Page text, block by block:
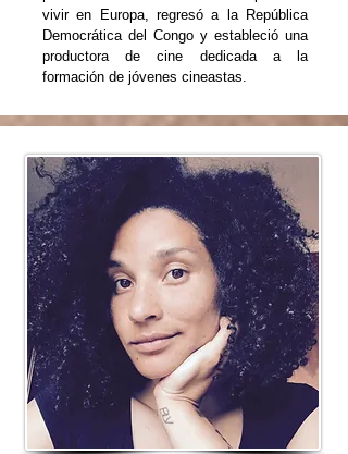
vivir en Europa, regresó a la República
Democrática del Congo y estableció una
productora de cine dedicada a la
formación de jóvenes cineastas.